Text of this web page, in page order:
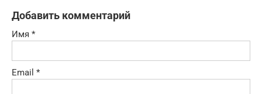
Добавить комментарий
Имя *
Email *